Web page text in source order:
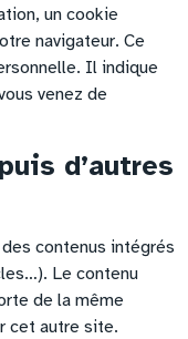
un cookie
navigateur. Ce
Il indique
venez de
d’autres
contenus intégrés
Le contenu
de la même
cet autre site.